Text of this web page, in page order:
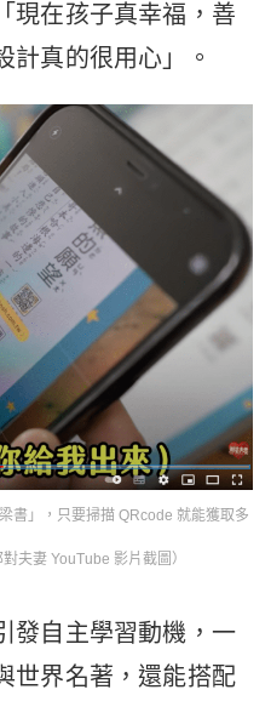
現在孩子真幸福，善
計真的很用心」。
書」，只要掃描 QRcode 就能獲取多
夫妻 YouTube 影片截圖）
發自主學習動機，一
世界名著，還能搭配